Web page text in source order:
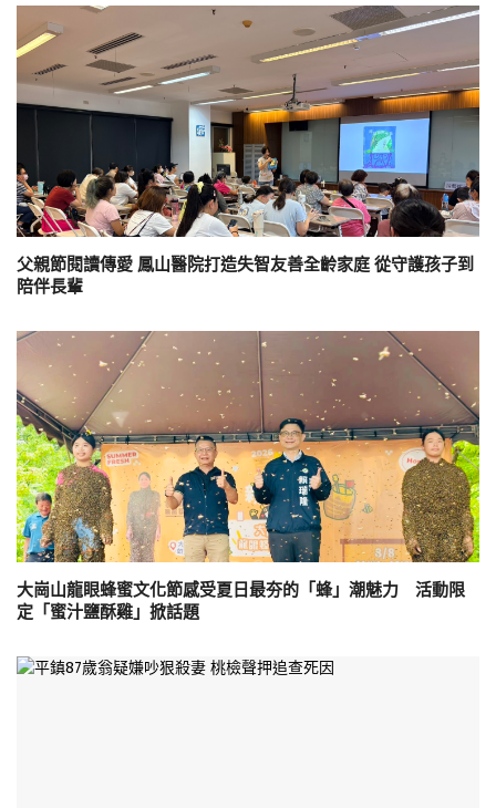
父親節閱讀傳愛 鳳山醫院打造失智友善全齡家庭 從守護孩子到
陪伴長輩
大崗山龍眼蜂蜜文化節感受夏日最夯的「蜂」潮魅力 活動限
定「蜜汁鹽酥雞」掀話題